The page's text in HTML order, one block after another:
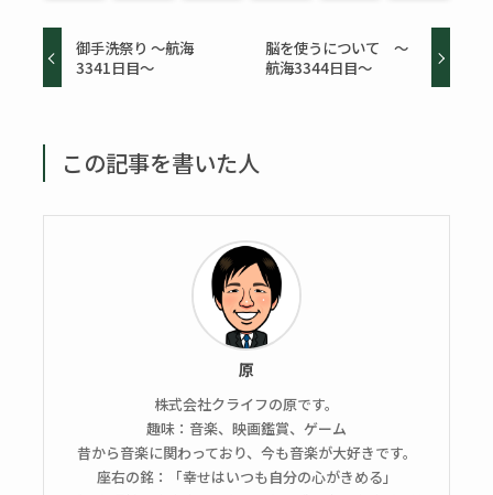
御手洗祭り ～航海
3341日目～
脳を使うについて ～
航海3344日目～
この記事を書いた人
原
株式会社クライフの原です。
趣味：音楽、映画鑑賞、ゲーム
昔から音楽に関わっており、今も音楽が大好きです。
座右の銘：「幸せはいつも自分の心がきめる」